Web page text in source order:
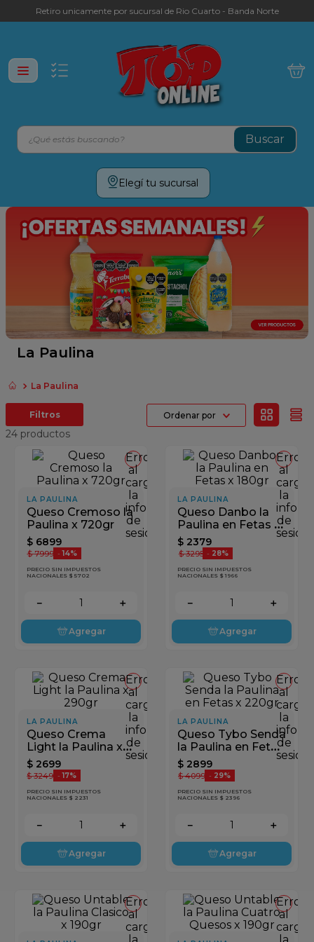
Retiro unicamente por sucursal de Rio Cuarto - Banda Norte
¿Qué estás buscando?
Elegí tu sucursal
La Paulina
La Paulina
Ordenar por
24 productos
Error
al
cargar
la
información
de
sesión
LA PAULINA
Queso Cremoso la
Paulina x 720gr
$ 6899
$ 7999 -14%
PRECIO SIN IMPUESTOS
NACIONALES $ 5702
＋
－
Agregar
Error
al
cargar
la
de
sesión
LA PAULINA
Queso Danbo la
Paulina en Fetas x
180gr
$ 2379
$ 3295 - 28%
PRECIO SIN IMPUESTOS
NACIONALES $ 1966
＋
－
Agregar
Error
al
cargar
la
información
de
sesión
LA PAULINA
Queso Crema
Light la Paulina x
290gr
$ 2699
$ 3249 -17%
PRECIO SIN IMPUESTOS
NACIONALES $ 2231
＋
－
Agregar
Error
al
cargar
la
de
sesión
LA PAULINA
Queso Tybo Senda
la Paulina en Fetas
x 220gr
$ 2899
$ 4099 - 29%
PRECIO SIN IMPUESTOS
NACIONALES $ 2396
＋
－
Agregar
Error
al
cargar
Error
al
cargar
Términos más buscados
yerba
galletitas
queso
arroz